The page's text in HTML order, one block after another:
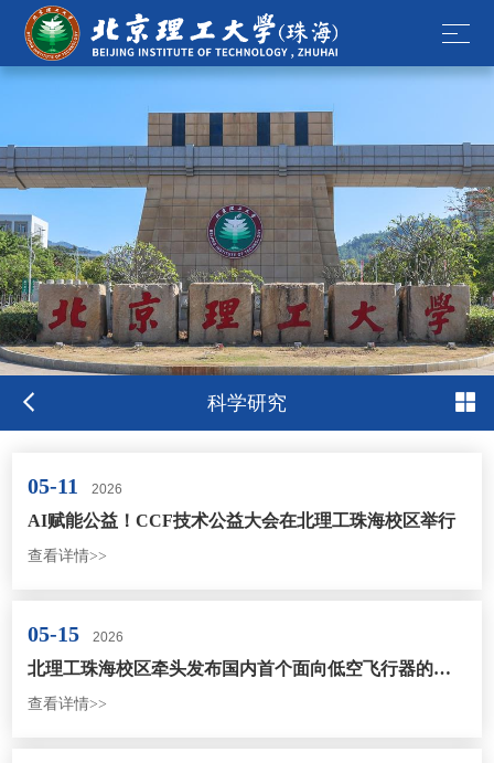
科学研究
05-11 2026
AI赋能公益！CCF技术公益大会在北理工珠海校区举行
查看详情>>
05-15 2026
北理工珠海校区牵头发布国内首个面向低空飞行器的雷达特性数据集
查看详情>>